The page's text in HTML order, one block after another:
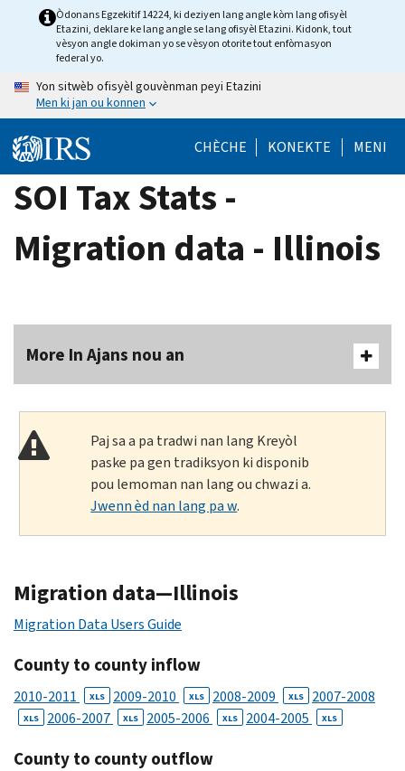
Òdonans Egzekitif 14224, ki deziyen lang angle kòm lang ofisyèl
Etazini, deklare ke lang angle se lang ofisyèl Etazini. Kidonk, tout
vèsyon angle dokiman yo se vèsyon otorite tout enfòmasyon
federal yo.
Yon sitwèb ofisyèl gouvènman peyi Etazini
Men ki jan ou konnen
CHÈCHE KONEKTE MENI
SOI Tax Stats -
Migration data - Illinois
More In Ajans nou an
Paj sa a pa tradwi nan lang Kreyòl
paske pa gen tradiksyon ki disponib
pou lemoman nan lang ou chwazi a.
Jwenn èd nan lang pa w.
Migration data—Illinois
Migration Data Users Guide
County to county inflow
2010-2011 XLS 2009-2010 XLS 2008-2009 XLS 2007-2008
XLS 2006-2007 XLS 2005-2006 XLS 2004-2005 XLS
County to county outflow